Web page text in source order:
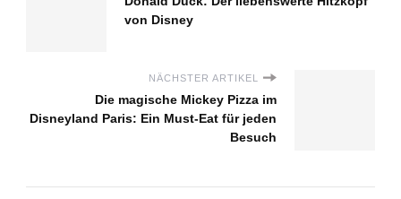
von Disney
NÄCHSTER ARTIKEL
Die magische Mickey Pizza im
Disneyland Paris: Ein Must-Eat für jeden
Besuch